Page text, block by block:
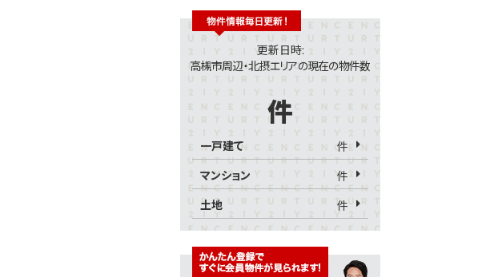
ピックアップ物件特集 vol.1
今すぐ見られる土地更新日時:
高槻市周辺・北摂エリアの現在の物件数
件
一戸建て
件
マンション
件
土地
件